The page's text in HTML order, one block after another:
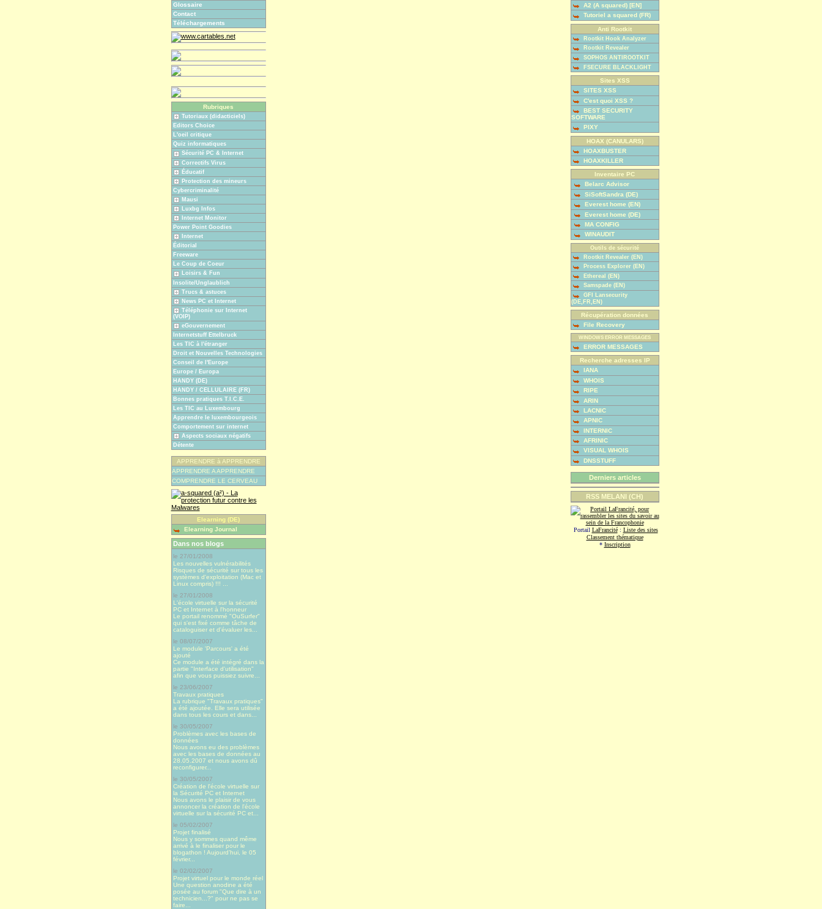
Glossaire
Contact
Téléchargements
Rubriques
Tutoriaux (didacticiels)
Editors Choice
L'oeil critique
Quiz informatiques
Sécurité PC & Internet
Correctifs Virus
Éducatif
Protection des mineurs
Cybercriminalité
Mausi
Luxbg Infos
Internet Monitor
Power Point Goodies
Internet
Éditorial
Freeware
Le Coup de Coeur
Loisirs & Fun
Insolite/Unglaublich
Trucs & astuces
News PC et Internet
Téléphonie sur Internet
(VOIP)
eGouvernement
Internetstuff Ettelbruck
Les TIC à l'étranger
Droit et Nouvelles Technologies
Conseil de l'Europe
Europe / Europa
HANDY (DE)
HANDY / CELLULAIRE (FR)
Bonnes pratiques T.I.C.E.
Les TIC au Luxembourg
Apprendre le luxembourgeois
Comportement sur internet
Aspects sociaux négatifs
Détente
APPRENDRE à APPRENDRE
APPRENDRE A APPRENDRE
COMPRENDRE LE CERVEAU
Elearning (DE)
Elearning Journal
Dans nos blogs
le 27/01/2008
Les nouvelles vulnérabilités
Risques de sécurité sur tous les
systèmes d'exploitation (Mac et
Linux compris) !!! ...
le 27/01/2008
L'école virtuelle sur la sécurité
PC et Internet à l'honneur
Le portail renommé "OuSurfer"
qui s'est fixé comme tâche de
cataloguiser et d'évaluer les...
le 08/07/2007
Le module 'Parcours' a été
ajouté
Ce module a été intégré dans la
partie "Interface d'utilisation"
afin que vous puissiez suivre...
le 23/06/2007
Travaux pratiques
La rubrique "Travaux pratiques"
a été ajoutée. Elle sera utilisée
dans tous les cours et dans...
le 30/05/2007
Problèmes avec les bases de
données
Nous avons eu des problèmes
avec les bases de données au
28.05.2007 et nous avons dû
reconfigurer...
le 30/05/2007
Création de l'école virtuelle sur
la Sécurité PC et Internet
Nous avons le plaisir de vous
annoncer la création de l'école
virtuelle sur la sécurité PC et...
le 05/02/2007
Projet finalisé
Nous y sommes quand même
arrivé à le finaliser pour le
blogathon ! Aujourd’hui, le 05
février...
le 02/02/2007
Projet virtuel pour le monde réel
Une question anodine a été
posée au forum "Que dire à un
technicien...?" pour ne pas se
faire...
A2 (A squared) [EN]
Tutoriel a squared (FR)
Anti Rootkit
Rootkit Hook Analyzer
Rootkit Revealer
SOPHOS ANTIROOTKIT
FSECURE BLACKLIGHT
Sites XSS
SITES XSS
C'est quoi XSS ?
BEST SECURITY
SOFTWARE
PIXY
HOAX (CANULARS)
HOAXBUSTER
HOAXKILLER
Inventaire PC
Belarc Advisor
SiSoftSandra (DE)
Everest home (EN)
Everest home (DE)
MA CONFIG
WINAUDIT
Outils de sécurité
Rootkit Revealer (EN)
Process Explorer (EN)
Ethereal (EN)
Samspade (EN)
GFI Lansecurity
(DE,FR,EN)
Récupération données
File Recovery
WINDOWS ERROR MESSAGES
ERROR MESSAGES
Recherche adresses IP
IANA
WHOIS
RIPE
ARIN
LACNIC
APNIC
INTERNIC
AFRINIC
VISUAL WHOIS
DNSSTUFF
Derniers articles
RSS MELANI (CH)
Portail LaFrancité: Liste des sites
Classement thématique
* Inscription